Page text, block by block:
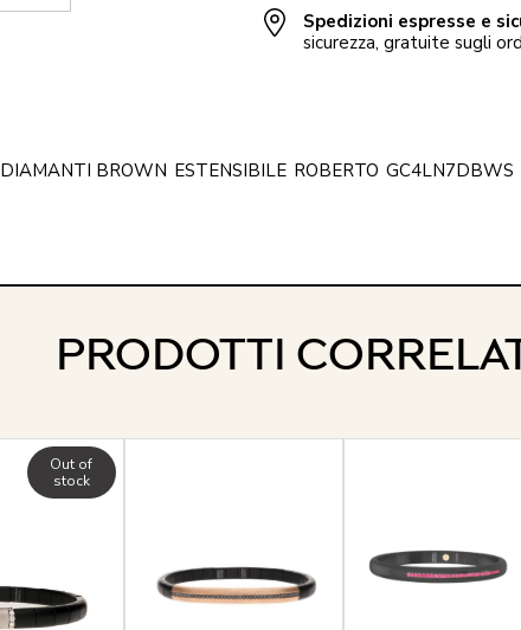
Spedizioni espresse e
sicurezza, gratuite sugli
DIAMANTI BROWN ESTENSIBILE ROBERTO GC4LN7DBWS
PRODOTTI
Out of
stock